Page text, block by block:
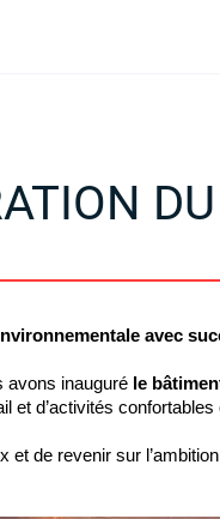
avec
avons inauguré le
et d’activités confortables
et de revenir sur